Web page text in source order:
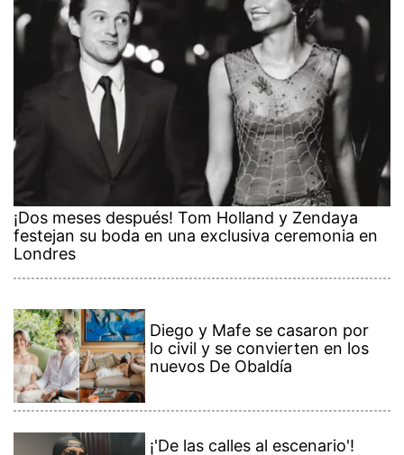
¡Dos meses después! Tom Holland y Zendaya
festejan su boda en una exclusiva ceremonia en
Londres
Diego y Mafe se casaron por
lo civil y se convierten en los
nuevos De Obaldía
¡'De las calles al escenario'!